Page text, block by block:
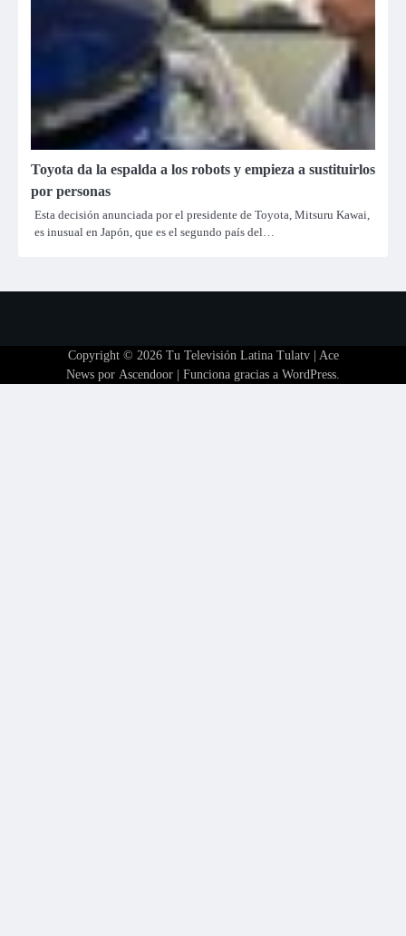
Toyota da la espalda a los robots y empieza a sustituirlos
por personas
Esta decisión anunciada por el presidente de Toyota, Mitsuru Kawai,
es inusual en Japón, que es el segundo país del…
Copyright © 2026 Tu Televisión Latina Tulatv| Ace
News por Ascendoor | Funciona gracias a WordPress.